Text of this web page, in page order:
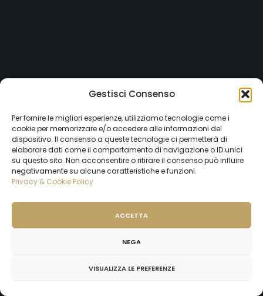
Gestisci Consenso
Per fornire le migliori esperienze, utilizziamo tecnologie come i
cookie per memorizzare e/o accedere alle informazioni del
dispositivo. Il consenso a queste tecnologie ci permetterà di
elaborare dati come il comportamento di navigazione o ID unici
su questo sito. Non acconsentire o ritirare il consenso può influire
negativamente su alcune caratteristiche e funzioni.
Privacy & Cookie Policy
ACCETTA
NEGA
VISUALIZZA LE PREFERENZE